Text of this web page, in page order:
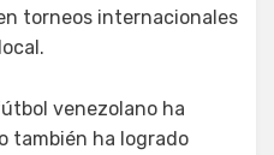
torneos internacionales
venezolano ha
también ha logrado